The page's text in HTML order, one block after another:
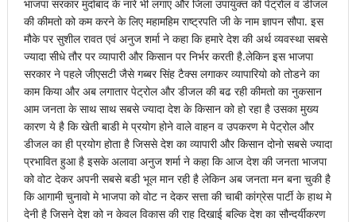
भाजपा सरकार मुर्दाबाद के नारे भी लगाए और जिला उपायुक्त को पेट्रोल व डीजल
की कीमतो को कम करने के लिए महामहिम राष्ट्रपति जी के नाम ज्ञापन सौपा. इस
मौके पर सुशील रावत एवं अनुज शर्मा ने कहा कि हमारे देश की अर्थ व्यवस्था सबसे
ज्यादा सीधे तौर पर व्यापारी और किसान पर निर्भर करती है.लेकिन इस भाजपा
सरकार ने पहले जीएसटी जैसे गब्बर सिंह टैक्स लगाकर व्यापारियो को तोडने का
काम किया और अब लगातार पेट्रोल और डीजल की बढ रही कीमतो का नुकसान
आम जनता के साथ साथ सबसे ज्यादा देश के किसान को हो रहा है उसका मुख्य
कारण ये है कि खेती बाडी मे प्रयोग होने वाले वाहन व उपकरण मे पेट्रोल और
डीजल का ही प्रयोग होता है जिससे देश का व्यापारी और किसान दोनो सबसे ज्यादा
प्रभावित हुआ है इसके अलावा अनुज शर्मा ने कहा कि आज देश की जनता भाजपा
को वोट देकर अपनी सबसे बडी भूल मान रही है लेकिन अब जनता मन बना चुकी है
कि आगामी चुनावो मे भाजपा को वोट न देकर सत्ता की चाबी कांग्रेस पार्टी के हाथ मे
देनी है जिसने देश को न केवल विकास की राह दिखाई बल्कि देश का सौन्दर्यीकरण